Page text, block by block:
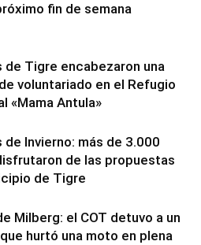
fin de semana
de Tigre encabezaron una
voluntariado en el Refugio
«Mama Antula»
de Invierno: más de 3.000
de las propuestas
de Tigre
Milberg: el COT detuvo a un
hurtó una moto en plena